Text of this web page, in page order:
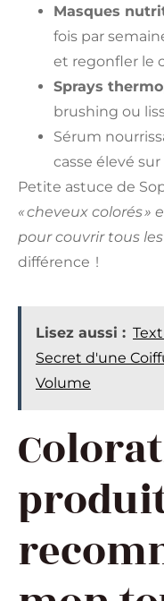
Masques
fois par
et regonfler le
Sprays
brushing ou
Sérum
casse élevé
Petite astuce de
« cheveux colorés »
pour couvrir tous
différence !
Lisez aussi :
Secret d'une
Volume